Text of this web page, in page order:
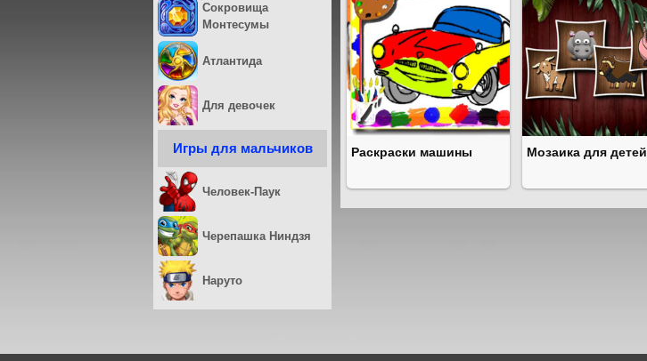
Раскраски машины Мозаика для детей
Сокровища
Монтесумы
Атлантида
Для девочек
Игры для мальчиков
Человек-Паук
Черепашка Ниндзя
Наруто